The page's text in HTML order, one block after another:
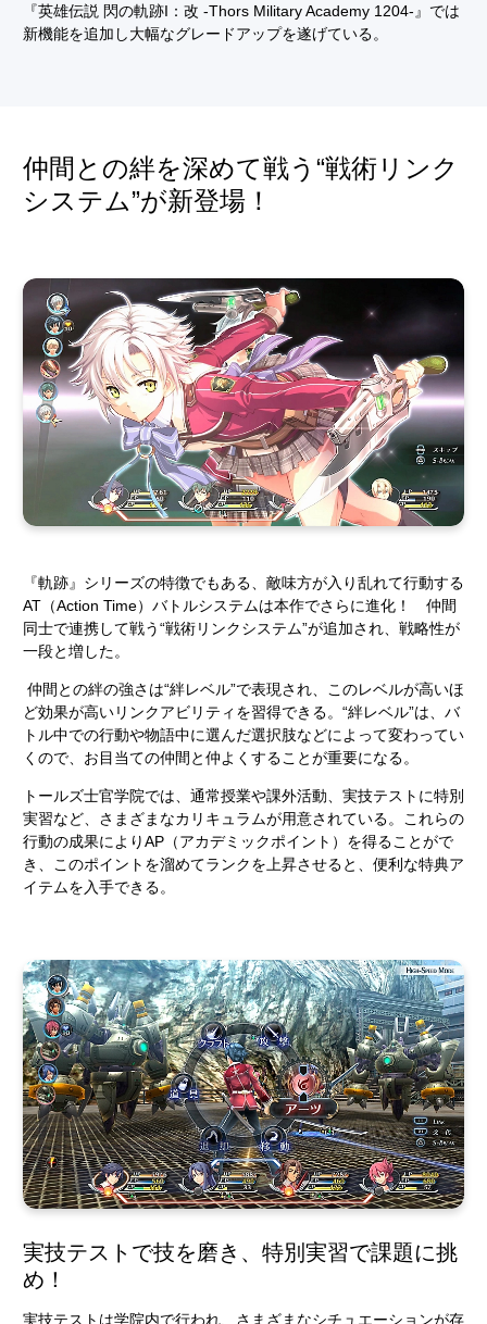
『英雄伝説 閃の軌跡I：改 -Thors Military Academy 1204-』では
新機能を追加し大幅なグレードアップを遂げている。
仲間との絆を深めて戦う“戦術リンク
システム”が新登場！
『軌跡』シリーズの特徴でもある、敵味方が入り乱れて行動する
AT（Action Time）バトルシステムは本作でさらに進化！ 仲間
同士で連携して戦う“戦術リンクシステム”が追加され、戦略性が
一段と増した。
仲間との絆の強さは“絆レベル”で表現され、このレベルが高いほ
ど効果が高いリンクアビリティを習得できる。“絆レベル”は、バ
トル中での行動や物語中に選んだ選択肢などによって変わってい
くので、お目当ての仲間と仲よくすることが重要になる。
トールズ士官学院では、通常授業や課外活動、実技テストに特別
実習など、さまざまなカリキュラムが用意されている。これらの
行動の成果によりAP（アカデミックポイント）を得ることがで
き、このポイントを溜めてランクを上昇させると、便利な特典ア
イテムを入手できる。
実技テストで技を磨き、特別実習で課題に挑
め！
実技テストは学院内で行われ、さまざまなシチュエーションが存